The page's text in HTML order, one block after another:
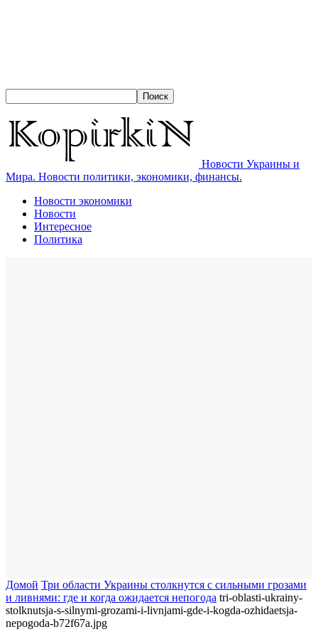
Новости Украины и
Мира. Новости политики, экономики, финансы.
Новости экономики
Новости
Интересное
Политика
Домой Три области Украины столкнутся с сильными грозами
и ливнями: где и когда ожидается непогода tri-oblasti-ukrainy-
stolknutsja-s-silnymi-grozami-i-livnjami-gde-i-kogda-ozhidaetsja-
nepogoda-b72f67a.jpg